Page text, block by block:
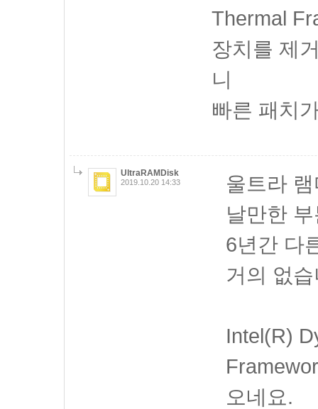
Thermal
장치를 제
니
빠른 패치
UltraRAMDisk
2019.10.20 14:33
울트라
날만한
6년간 다
거의 없
Intel(R)
오네요.